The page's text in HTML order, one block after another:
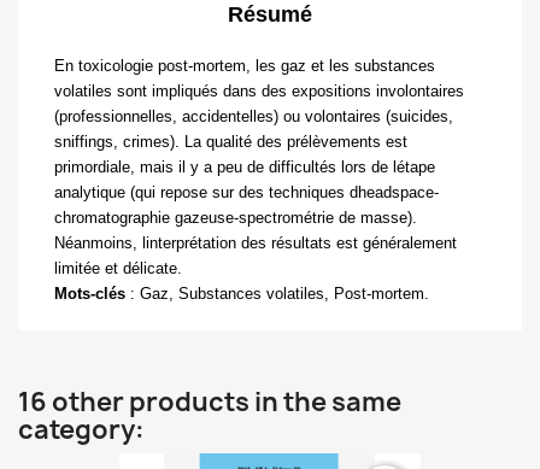
Résumé
En toxicologie post-mortem, les gaz et les substances
volatiles sont impliqués dans des expositions involontaires
(professionnelles, accidentelles) ou volontaires (suicides,
sniffings, crimes). La qualité des prélèvements est
primordiale, mais il y a peu de difficultés lors de létape
analytique (qui repose sur des techniques dheadspace-
chromatographie gazeuse-spectrométrie de masse).
Néanmoins, linterprétation des résultats est généralement
limitée et délicate.
Mots-clés : Gaz, Substances volatiles, Post-mortem.
16 other products in the same
category: